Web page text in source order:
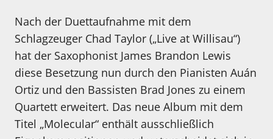
Nach der Duettaufnahme mit dem
Schlagzeuger Chad Taylor („Live at Willisau“)
hat der Saxophonist James Brandon Lewis
diese Besetzung nun durch den Pianisten Auán
Ortiz und den Bassisten Brad Jones zu einem
Quartett erweitert. Das neue Album mit dem
Titel „Molecular“ enthält ausschließlich